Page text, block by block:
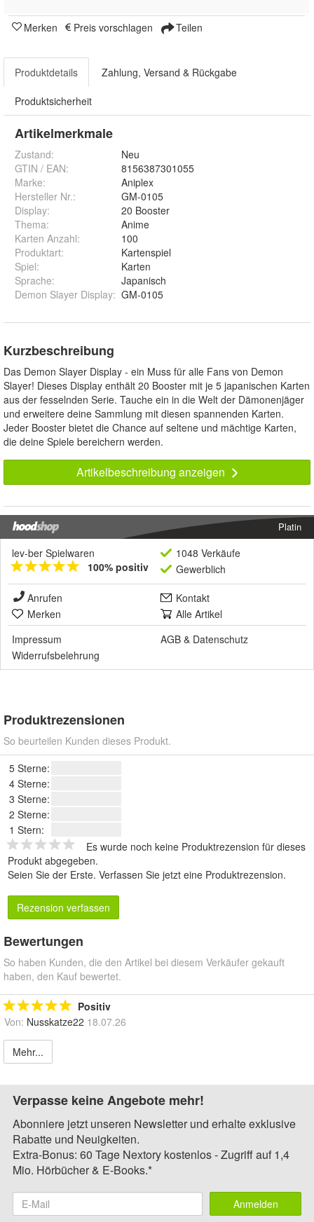
Merken Preis vorschlagen Teilen
Produktdetails Zahlung, Versand & Rückgabe
Produktsicherheit
Artikelmerkmale
Zustand:
Neu
GTIN / EAN:
8156387301055
Marke:
Aniplex
Hersteller Nr.:
GM-0105
Display:
20 Booster
Thema:
Anime
Karten Anzahl:
100
Produktart:
Kartenspiel
Spiel:
Karten
Sprache:
Japanisch
Demon Slayer Display: GM-0105
Kurzbeschreibung
Das Demon Slayer Display - ein Muss für alle Fans von Demon
Slayer! Dieses Display enthält 20 Booster mit je 5 japanischen Karten
aus der fesselnden Serie. Tauche ein in die Welt der Dämonenjäger
und erweitere deine Sammlung mit diesen spannenden Karten.
Jeder Booster bietet die Chance auf seltene und mächtige Karten,
die deine Spiele bereichern werden.
Artikelbeschreibung anzeigen
Platin
lev-ber Spielwaren
100% positiv
1048 Verkäufe
Gewerblich
Anrufen
Kontakt
Merken
Alle Artikel
Impressum
AGB & Datenschutz
Widerrufsbelehrung
Produktrezensionen
So beurteilen Kunden dieses Produkt.
5 Sterne:
4 Sterne:
3 Sterne:
2 Sterne:
1 Stern:
Es wurde noch keine Produktrezension für dieses
Produkt abgegeben.
Seien Sie der Erste. Verfassen Sie jetzt eine Produktrezension.
Rezension verfassen
Bewertungen
So haben Kunden, die den Artikel bei diesem Verkäufer gekauft
haben, den Kauf bewertet.
Positiv
Von: Nusskatze22 18.07.26
Mehr...
Verpasse keine Angebote mehr!
Abonniere jetzt unseren Newsletter und erhalte exklusive
Rabatte und Neuigkeiten.
Extra-Bonus: 60 Tage Nextory kostenlos - Zugriff auf 1,4
Mio. Hörbücher & E-Books.*
Anmelden